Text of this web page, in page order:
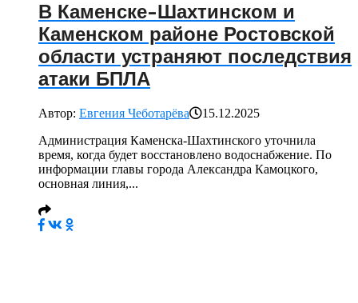
В Каменске-Шахтинском и
Каменском районе Ростовской
области устраняют последствия
атаки БПЛА
Автор: Евгения Чеботарёва
15.12.2025
Администрация Каменска-Шахтинского уточнила
время, когда будет восстановлено водоснабжение. По
информации главы города Александра Камоцкого,
основная линия,...